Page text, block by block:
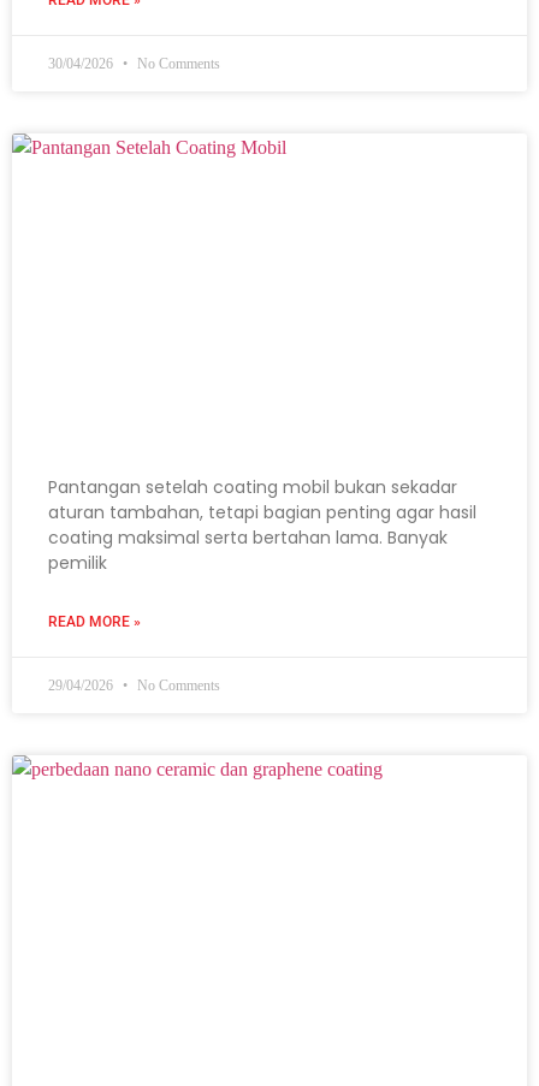
30/04/2026 No Comments
Pantangan setelah coating mobil bukan sekadar
aturan tambahan, tetapi bagian penting agar hasil
coating maksimal serta bertahan lama. Banyak
pemilik
READ MORE »
29/04/2026 No Comments